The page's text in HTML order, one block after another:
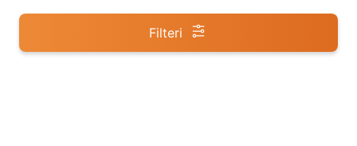
Filteri